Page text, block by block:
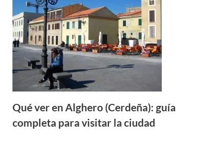
Qué ver en Alghero (Cerdeña): guía
completa para visitar la ciudad